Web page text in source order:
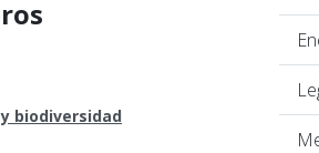
biodiversidad